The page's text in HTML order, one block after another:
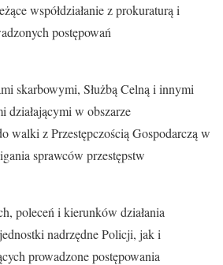
współdziałanie z prokuraturą i
postępowań
skarbowymi, Służbą Celną i innymi
w obszarze
walki z Przestępczością Gospodarczą w
sprawców przestępstw
poleceń i kierunków działania
nadrzędne Policji, jak i
prowadzone postępowania